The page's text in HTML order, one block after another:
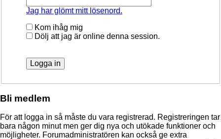
Jag har glömt mitt lösenord.
Kom ihåg mig
Dölj att jag är online denna session.
Bli medlem
För att logga in så måste du vara registrerad. Registreringen tar
bara någon minut men ger dig nya och utökade funktioner och
möjligheter. Forumadministratören kan också ge extra